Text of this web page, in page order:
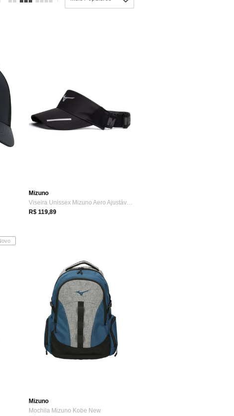
Mizuno
Viseira Unissex Mizuno Aero Ajustável Preto/Cinza
R$ 119,89
Mizuno
Mochila Mizuno Kobe New